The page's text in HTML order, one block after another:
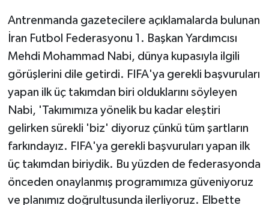
Antrenmanda gazetecilere açıklamalarda bulunan
İran Futbol Federasyonu 1. Başkan Yardımcısı
Mehdi Mohammad Nabi, dünya kupasıyla ilgili
görüşlerini dile getirdi. FIFA'ya gerekli başvuruları
yapan ilk üç takımdan biri olduklarını söyleyen
Nabi, 'Takımımıza yönelik bu kadar eleştiri
gelirken sürekli 'biz' diyoruz çünkü tüm şartların
farkındayız. FIFA'ya gerekli başvuruları yapan ilk
üç takımdan biriydik. Bu yüzden de federasyonda
önceden onaylanmış programımıza güveniyoruz
ve planımız doğrultusunda ilerliyoruz. Elbette